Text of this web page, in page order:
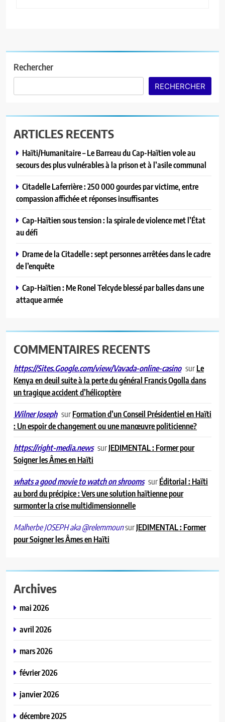
Rechercher
RECHERCHER
ARTICLES RECENTS
Haïti/Humanitaire – Le Barreau du Cap-Haïtien vole au
secours des plus vulnérables à la prison et à l’asile communal
Citadelle Laferrière : 250 000 gourdes par victime, entre
compassion affichée et réponses insuffisantes
Cap-Haïtien sous tension : la spirale de violence met l’État
au défi
Drame de la Citadelle : sept personnes arrêtées dans le cadre
de l’enquête
Cap-Haïtien : Me Ronel Telcyde blessé par balles dans une
attaque armée
COMMENTAIRES RECENTS
https://Sites.Google.com/view/Vavada-online-casino surLe
Kenya en deuil suite à la perte du général Francis Ogolla dans
un tragique accident d’hélicoptère
Wilner Joseph surFormation d’un Conseil Présidentiel en Haïti
: Un espoir de changement ou une manœuvre politicienne?
https://right-media.news surJEDIMENTAL : Former pour
Soigner les Âmes en Haïti
whats a good movie to watch on shrooms surÉditorial : Haïti
au bord du précipice : Vers une solution haïtienne pour
surmonter la crise multidimensionnelle
Malherbe JOSEPH aka @relemmounsurJEDIMENTAL : Former
pour Soigner les Âmes en Haïti
Archives
mai 2026
avril 2026
mars 2026
février 2026
janvier 2026
décembre 2025